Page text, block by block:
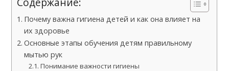
Почему важна гигиена детей и как она влияет на
их здоровье
Основные этапы обучения детям правильному
мытью рук
Понимание важности гигиены